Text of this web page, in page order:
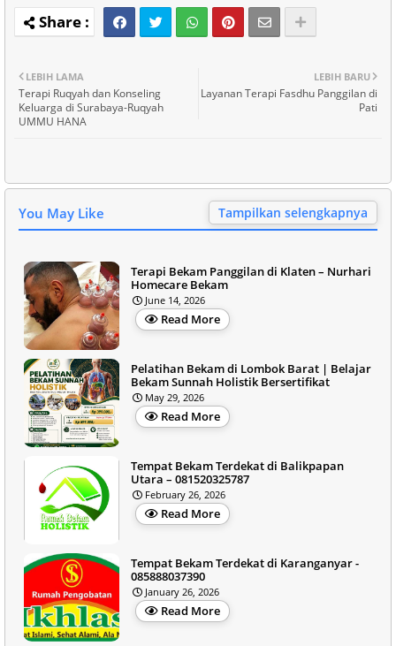
LEBIH BARU
Layanan Terapi Fasdhu Panggilan di
Pati
LEBIH LAMA
Terapi Ruqyah dan Konseling
Keluarga di Surabaya-Ruqyah
UMMU HANA
You May Like Tampilkan selengkapnya
Terapi Bekam Panggilan di Klaten – Nurhari
Homecare Bekam
June 14, 2026
Read More
Pelatihan Bekam di Lombok Barat | Belajar
Bekam Sunnah Holistik Bersertifikat
May 29, 2026
Read More
Tempat Bekam Terdekat di Balikpapan
Utara – 081520325787
February 26, 2026
Read More
Tempat Bekam Terdekat di Karanganyar -
085888037390
January 26, 2026
Read More